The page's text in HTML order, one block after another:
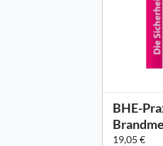
BHE-
19,05 €